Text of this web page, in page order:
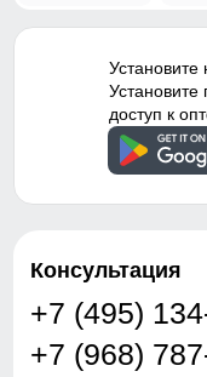
Установите
доступ к
Консультация
+7 (495)
+7 (968)